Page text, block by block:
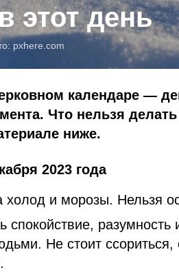
этот день
pxhere.com
календаре —
Что нельзя делать
ниже.
2023 года
холод и морозы. Нельзя
спокойствие, разумность
Не стоит ссориться,